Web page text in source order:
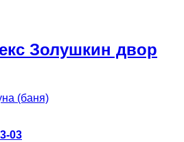
Золушкин двор
(баня)
03